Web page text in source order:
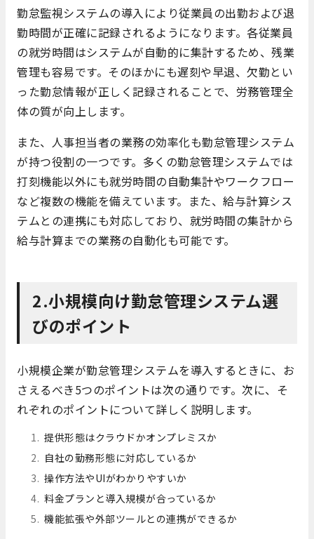
勤怠監視システムの導入により従業員の出勤および退
勤時間が正確に記録されるようになります。各従業員
の就労時間はシステムが自動的に集計するため、残業
管理も容易です。そのほかにも遅刻や早退、欠勤とい
った勤怠情報が正しく記録されることで、労務管理全
体の質が向上します。
また、人事担当者の業務の効率化も勤怠管理システム
が持つ役割の一つです。多くの勤怠管理システムでは
打刻機能以外にも就労時間の自動集計やワークフロー
など複数の機能を備えています。また、給与計算シス
テムとの連携にも対応しており、就労時間の集計から
給与計算までの業務の自動化も可能です。
2.小規模向け勤怠管理システム選
びのポイント
小規模企業が勤怠管理システムを導入するときに、お
さえるべき5つのポイントは次の通りです。次に、そ
れぞれのポイントについて詳しく説明します。
提供形態はクラウドかオンプレミスか
自社の勤務形態に対応しているか
操作方法やUIがわかりやすいか
料金プランと導入規模が合っているか
機能拡張や外部ツールとの連携ができるか